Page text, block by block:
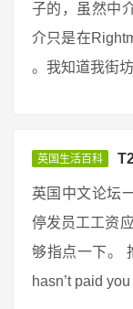
子的，虽然中
介只是在
。我知道我街
英国生活百科
英国中文论坛
停发员工工资
够指点一下。
hasn’t paid